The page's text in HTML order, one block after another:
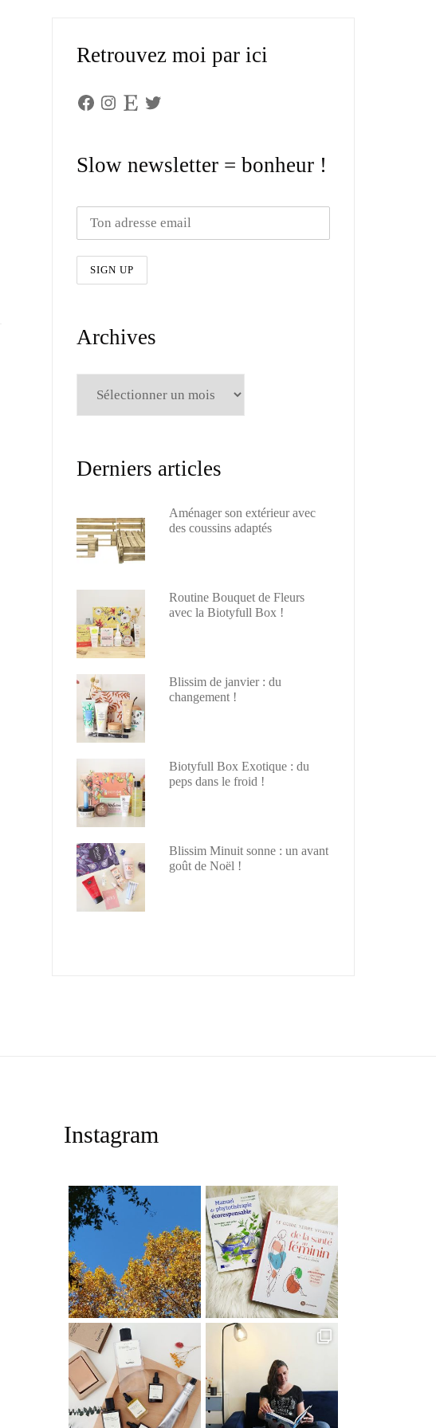
Retrouvez moi par ici
Facebook
Instagram
Etsy Twitter
Slow newsletter = bonheur !
Archives
Derniers articles
Aménager son extérieur avec
des coussins adaptés
Routine Bouquet de Fleurs
avec la Biotyfull Box !
Blissim de janvier : du
changement !
Biotyfull Box Exotique : du
peps dans le froid !
Blissim Minuit sonne : un avant
goût de Noël !
Instagram